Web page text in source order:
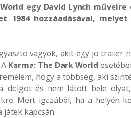
egy David Lynch
1984 hozzáadásával,
vagyok, akit egy jó trailer
Karma: The Dark World
hogy a többség, aki
dolgot és nem látott bele
Mert igazából, ha a helyén
játék kapcsán.